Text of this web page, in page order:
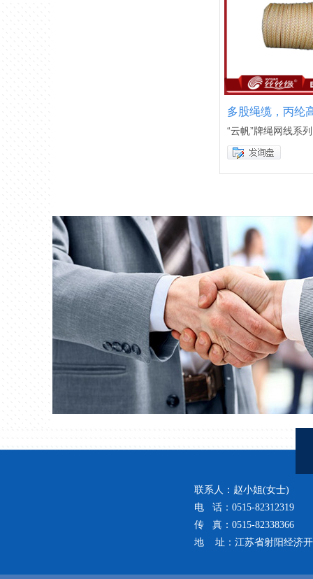
多股绳缆，丙纶
“云帆”牌绳网线系
联系人：赵小姐(女士)
电 话：0515-82312319
传 真：0515-82338366
地 址：江苏省射阳经济开